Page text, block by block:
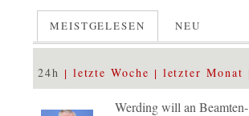
MEISTGELESEN NEU
24h letzte Woche letzter Monat
Werding will an Beamten-